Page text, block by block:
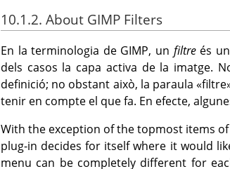
10.1.2. About GIMP Filters
En la terminologia de GIMP, un filtreés un
dels casos la capa activa de la imatge.
definició; no obstant això, la paraula«filtre
tenir en compte el que fa. En efecte,
With the exception of the topmost items
plug-in decides for itself where it would
menu can be completely different for